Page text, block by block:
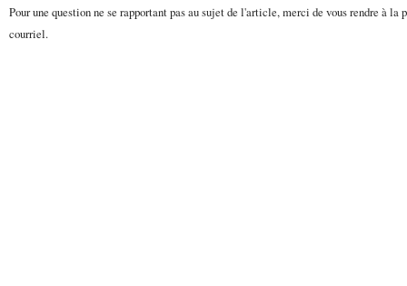
Pour une question ne se rapportant pas au sujet de l'article, merci de vous rendre à la
courriel.